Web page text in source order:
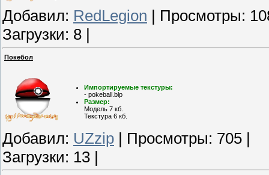
Добавил: RedLegion | Просмотры:
Загрузки: 8 |
Покебол
Импортируемые текстуры:
- pokeball.blp
Размер:
Модель 7 кб.
Текстура 6 кб.
Добавил: UZzip | Просмотры: 705 |
Загрузки: 13 |